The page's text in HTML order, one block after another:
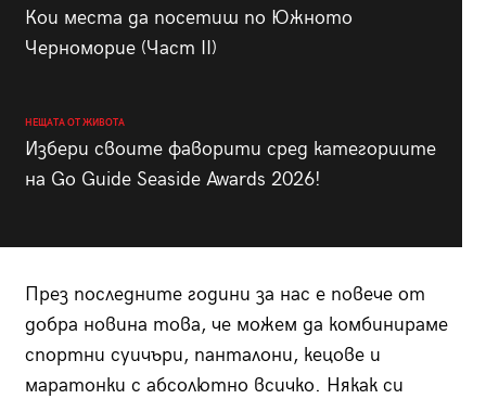
Кои места да посетиш по Южното
Черноморие (Част II)
НЕЩАТА ОТ ЖИВОТА
Избери своите фаворити сред категориите
на Go Guide Seaside Awards 2026!
През последните години за нас е повече от
добра новина това, че можем да комбинираме
спортни суичъри, панталони, кецове и
маратонки с абсолютно всичко. Някак си